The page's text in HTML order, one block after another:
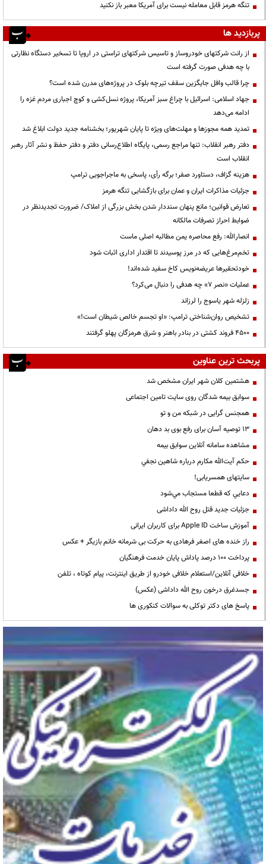
تنگه هرمز قابل معامله نیست برای آمریکا معبر باز نکنید
پربازدید ها
از رانت‌ شرکتهای خودروساز و تاسیس شرکتهای تراستی در اروپا تا تسخیر دستگاه نظارتی
با چه هدفی صورت گرفته است
چرا قالب وافل جایگزین سقف تیرچه بلوک در پروژه‌های مدرن شده است؟
جهاد اسلامی: اسرائیل با چراغ سبز آمریکا، پروژه نسل‌کشی و کوچ اجباری مردم غزه را
ادامه می‌دهد
تمدید همه مجوزها و مهلت‌های ویژه تا پایان شهریور؛ بخشنامه جدید دولت ابلاغ شد
دفتر رهبر انقلاب: تنها مراجع رسمی، پایگاه اطلاع‌رسانی دفتر و دفتر حفظ و نشر آثار رهبر
انقلاب است
هزینه گزاف، دستاورد صفر؛ برگه رأی، پاسخی به ماجراجویی ترامپ
جزئیات مذاکرات ایران و عمان برای بازگشایی تنگه هرمز
تعارض قوانین؛ مانع پنهان سنددار شدن بخش بزرگی از املاک/ ضرورت تجدیدنظر در
ضوابط احراز تصرفات مالکانه
انصارالله: رفع محاصره یمن مطالبه اصلی ماست
تخم‌مرغ‌هایی که در مرز پوسیدند تا اقتدار اداری اثبات شود
خودتحقیرها عریضه‌نویس کاخ سفید شده‌اند!
عملیات «نصر ۷» چه هدفی را دنبال می‌کرد؟
زلزله شهر یاسوج را لرزاند
تشخیص روان‌شناختی ترامپ: «او تجسم خالص شیطان است!»
۴۵۰۰ فروند کشتی در بنادر باهنر و شرق هرمزگان پهلو گرفتند
پربحث ترین عناوین
هشتمین کلان شهر ایران مشخص شد
سوابق بیمه شدگان روی سایت تامین اجتماعی
همجنس گرایی در شبکه من و تو
13 توصیه آسان برای رفع بوی بد دهان
مشاهده سامانه آنلاين سوابق بیمه
حكم آيت‌الله مكارم درباره شاهين نجفي
سایتهای همسریابی!
دعايي كه قطعا مستجاب مي‌شود
جزئیات جدید قتل روح الله داداشی
آموزش ساخت Apple ID برای کاربران ایرانی
راز خنده های اصغر فرهادی به حرکت بی شرمانه خانم بازیگر + عکس
پرداخت ۱۰۰ درصد پاداش پایان خدمت فرهنگیان
خلافی آنلاین/استعلام خلافی خودرو از طریق اینترنت، پیام کوتاه ، تلفن
جسدغرق درخون روح الله داداشی (عکس)
پاسخ های دکتر توکلی به سوالات کنکوری ها